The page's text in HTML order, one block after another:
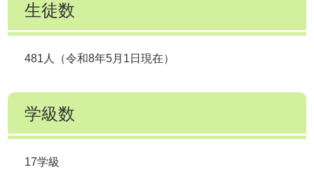
生徒数
481人（令和8年5月1日現在）
学級数
17学級